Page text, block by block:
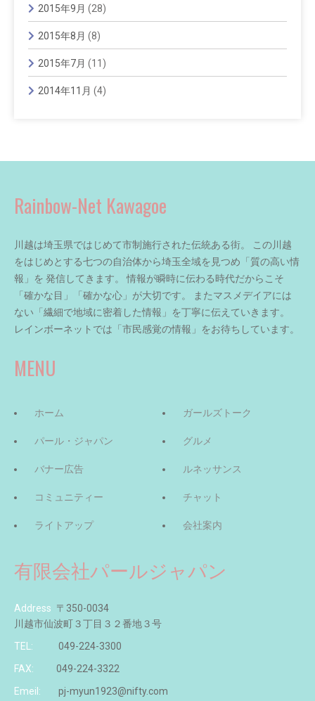
2015年9月 (28)
2015年8月 (8)
2015年7月 (11)
2014年11月 (4)
Rainbow-Net Kawagoe
川越は埼玉県ではじめて市制施行された伝統ある街。 この川越
をはじめとする七つの自治体から埼玉全域を見つめ「質の高い情
報」を 発信してきます。 情報が瞬時に伝わる時代だからこそ
「確かな目」「確かな心」が大切です。 またマスメデイアには
ない「繊細で地域に密着した情報」を丁寧に伝えていきます。
レインボーネットでは「市民感覚の情報」をお待ちしています。
MENU
ホーム
パール・ジャパン
バナー広告
コミュニティー
ライトアップ
ガールズトーク
グルメ
ルネッサンス
チャット
会社案内
有限会社パールジャパン
Address 〒350-0034
川越市仙波町３丁目３２番地３号
TEL:
049-224-3300
FAX:
049-224-3322
Emeil:
pj-myun1923@nifty.com